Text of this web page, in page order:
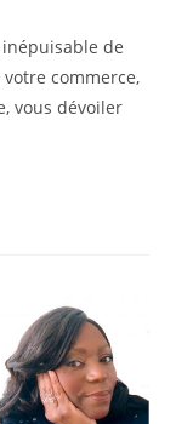
de
commerce,
vous dévoiler